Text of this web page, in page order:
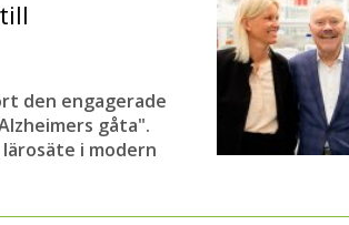
den engagerade
gåta".
i modern